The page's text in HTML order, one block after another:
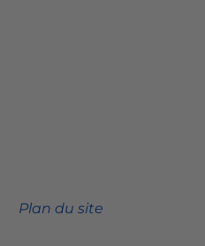
Plan du site